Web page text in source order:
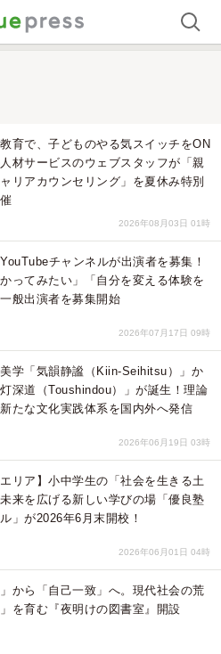
育で、子どものやる気スイッチをON
材サービスのウェブスタッフが「親
リアカウンセリング」を夏休み特別
2026年08月03日 01時
チャンネルが出演者を募集！
かってみたい」「自分を変える体験を
般出演者を募集開始
2026年07月17日 09時
学「気韻静謐（Kiin-Seihitsu）」か
深道（Toushindou）」が誕生！理論
たな文化実践体系を国内外へ発信
2026年06月19日 03時
エリア】小中学生の「社会を生きる土
来を広げる新しい学びの場「優良塾
」が2026年6月末開校！
2026年06月01日 04時
」から「自己一致」へ。現代社会の荒
を育む『夜明けの図書室』開設